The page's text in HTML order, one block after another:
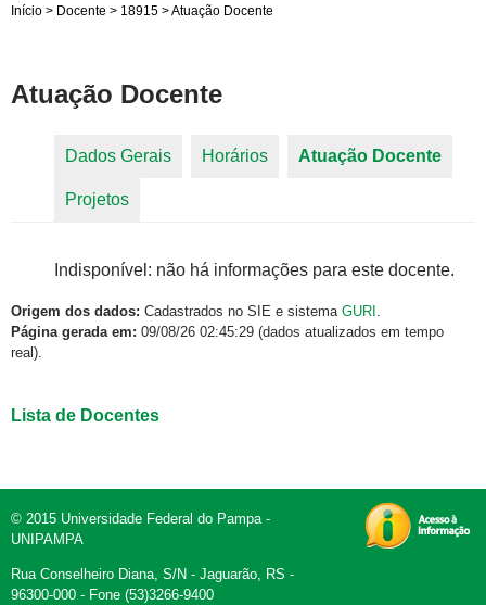
Início > Docente > 18915 >Atuação Docente
Atuação Docente
Dados Gerais Horários Atuação Docente
Projetos
Indisponível: não há informações para este docente.
Origem dos dados: Cadastrados no SIE e sistema GURI .
Página gerada em: 09/08/26 02:45:29 (dados atualizados em tempo
real).
Lista de Docentes
© 2015 Universidade Federal do Pampa -
UNIPAMPA
Rua Conselheiro Diana, S/N - Jaguarão, RS -
96300-000 - Fone (53)3266-9400